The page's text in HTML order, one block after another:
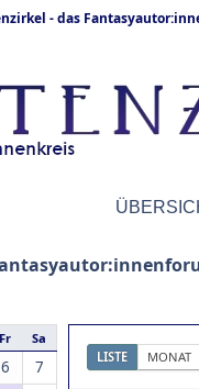
- das
Fr Sa
6
7
LISTE MONAT